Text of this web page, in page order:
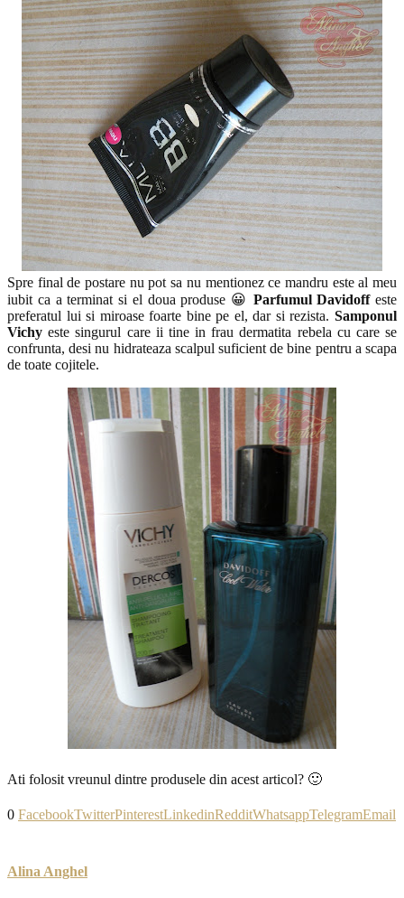
Spre final de postare nu pot sa nu mentionez ce mandru este al meu
iubit ca a terminat si el doua produse 😀 Parfumul Davidoffeste
preferatul lui si miroase foarte bine pe el, dar si rezista. Samponul
Vichy este singurul care ii tine in frau dermatita rebela cu care se
confrunta, desi nu hidrateaza scalpul suficient de bine pentru a scapa
de toate cojitele.
Ati folosit vreunul dintre produsele din acest articol? 🙂
0 FacebookTwitterPinterestLinkedinRedditWhatsappTelegramEmail
Alina Anghel